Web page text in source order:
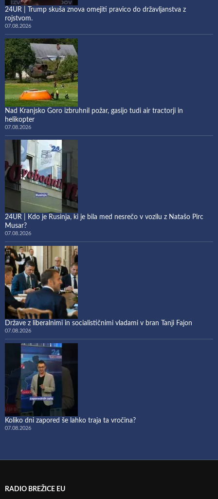
24UR | Trump skuša znova omejiti pravico do državljanstva z
rojstvom.
07.08.2026
Nad Kranjsko Goro izbruhnil požar, gasijo tudi air tractorji in
helikopter
07.08.2026
24UR | Kdo je Rusinja, ki je bila med nesrečo v vozilu z Natašo Pirc
Musar?
07.08.2026
Države z liberalnimi in socialističnimi vladami v bran Tanji Fajon
07.08.2026
Koliko dni zapored še lahko traja ta vročina?
07.08.2026
RADIO BREŽICE EU